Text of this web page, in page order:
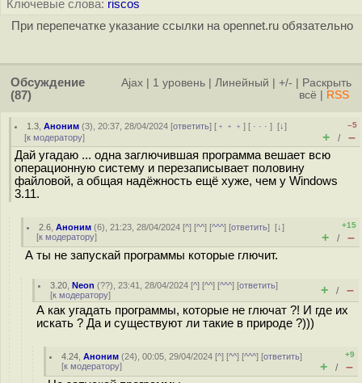
Ключевые слова: riscos
При перепечатке указание ссылки на opennet.ru обязательно
Обсуждение
(87)
Ajax 1 уровень Линейный +/-
Раскрыть
всё
RSS
1.3 ,Аноним (3), 20:37, 28/04/2024 [ответить] [ ﹢﹢﹢] [ · · ·][↓]
[к модератору]
–5
+ / –
Дай угадаю ... одна заглючившая программа вешает всю
операционную систему и перезаписывает половину
файловой, а общая надёжность ещё хуже, чем у Windows
3.11.
2.6 ,Аноним (6), 21:23, 28/04/2024 [^] [^^] [^^^] [ответить][↓]
[к модератору]
+15
+ / –
А ты не запускай программы которые глючит.
3.20 ,Neon (??), 23:41, 28/04/2024 [^] [^^] [^^^] [ответить]
[к модератору] + / –
А как угадать программы, которые не глючат ?! И где их
искать ? Да и существуют ли такие в природе ?)))
4.24 ,Аноним (24), 00:05, 29/04/2024 [^] [^^] [^^^] [ответить]
[к модератору]
+9
+ / –